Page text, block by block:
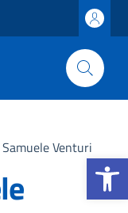
Apri la
Venturi